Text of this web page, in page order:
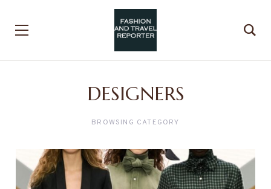
DESIGNERS
BROWSING CATEGORY